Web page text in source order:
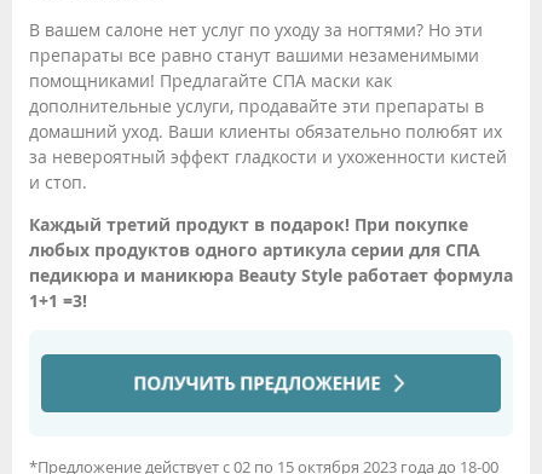
В вашем салоне нет услуг по уходу за ногтями? Но эти
препараты все равно станут вашими незаменимыми
помощниками! Предлагайте СПА маски как
дополнительные услуги, продавайте эти препараты в
домашний уход. Ваши клиенты обязательно полюбят их
за невероятный эффект гладкости и ухоженности кистей
и стоп.
Каждый третий продукт в подарок! При покупке
любых продуктов одного артикула серии для СПА
педикюра и маникюра Beauty Style работает формула
1+1 =3!
*Предложение действует с 02 по 15 октября 2023 года до 18-00